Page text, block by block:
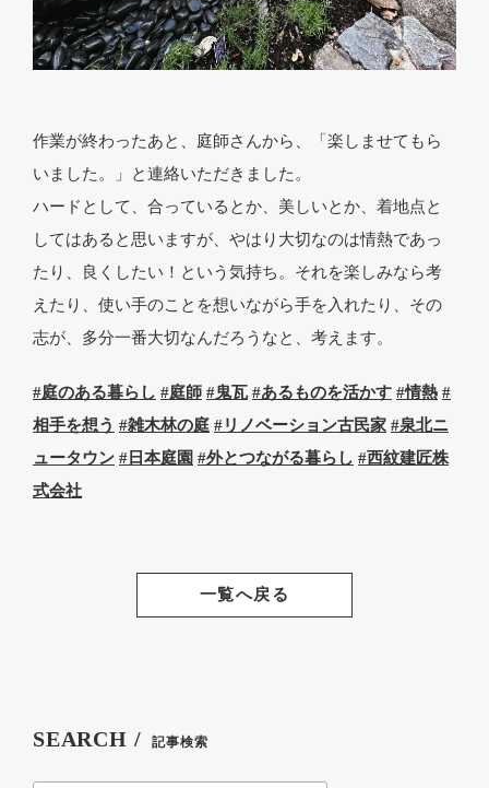
作業が終わったあと、庭師さんから、「楽しませてもら
いました。」と連絡いただきました。
ハードとして、合っているとか、美しいとか、着地点と
してはあると思いますが、やはり大切なのは情熱であっ
たり、良くしたい！という気持ち。それを楽しみなら考
えたり、使い手のことを想いながら手を入れたり、その
志が、多分一番大切なんだろうなと、考えます。
#庭のある暮らし #庭師 #鬼瓦 #あるものを活かす #情熱 #
相手を想う #雑木林の庭 #リノベーション古民家 #泉北ニ
ュータウン #日本庭園 #外とつながる暮らし #西紋建匠株
式会社
一覧へ戻る
SEARCH / 記事検索